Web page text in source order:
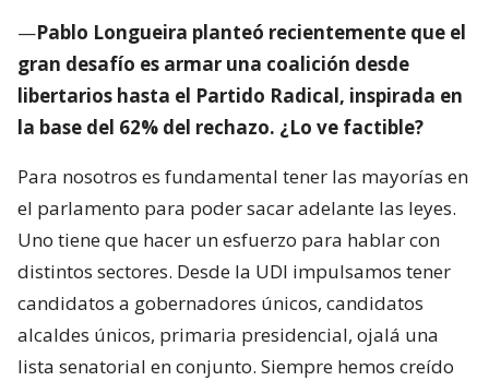
—Pablo Longueira planteó recientemente que el
gran desafío es armar una coalición desde
libertarios hasta el Partido Radical, inspirada en
la base del 62% del rechazo. ¿Lo ve factible?
Para nosotros es fundamental tener las mayorías en
el parlamento para poder sacar adelante las leyes.
Uno tiene que hacer un esfuerzo para hablar con
distintos sectores. Desde la UDI impulsamos tener
candidatos a gobernadores únicos, candidatos
alcaldes únicos, primaria presidencial, ojalá una
lista senatorial en conjunto. Siempre hemos creído